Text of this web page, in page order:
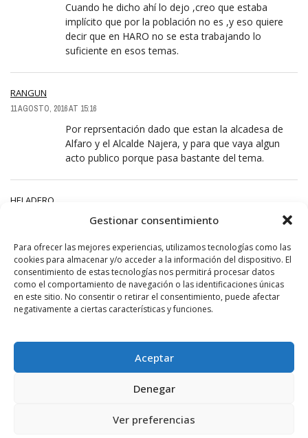
Gestionar consentimiento
Para ofrecer las mejores experiencias, utilizamos tecnologías como las
cookies para almacenar y/o acceder a la información del dispositivo. El
consentimiento de estas tecnologías nos permitirá procesar datos
como el comportamiento de navegación o las identificaciones únicas
en este sitio. No consentir o retirar el consentimiento, puede afectar
negativamente a ciertas características y funciones.
Aceptar
Denegar
Ver preferencias
Cuando he dicho ahí lo dejo ,creo que estaba
implícito que por la población no es ,y eso quiere
decir que en HARO no se esta trabajando lo
suficiente en esos temas.
RANGUN
11 AGOSTO, 2016 AT 15:16
Por reprsentación dado que estan la alcadesa de
Alfaro y el Alcalde Najera, y para que vaya algun
acto publico porque pasa bastante del tema.
HELADERO
11 AGOSTO, 2016 AT 16:17
eso si, antes que le expliquen el precio….
JA JA JA JA
11 AGOSTO, 2016 AT 16:18
«pueblo» le toca mas…..
Pero, ¿es imprescindible que este?. ¿Y si esta de